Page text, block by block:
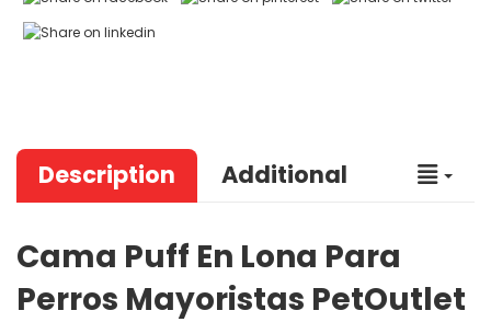
Description Additional
Cama Puff En Lona Para
Perros Mayoristas PetOutlet